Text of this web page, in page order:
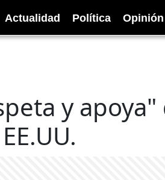
Actualidad Política Opinión
y